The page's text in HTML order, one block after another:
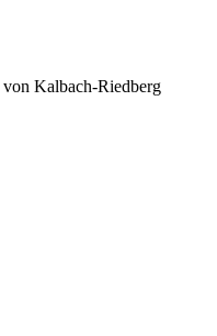
von Kalbach-Riedberg